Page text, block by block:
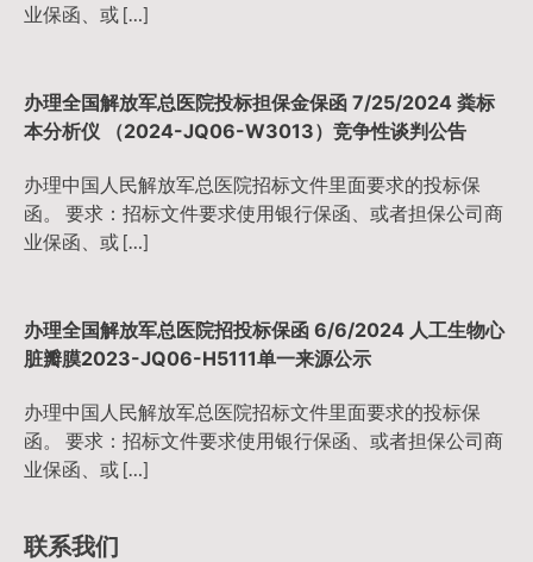
业保函、或 […]
办理全国解放军总医院投标担保金保函 7/25/2024 粪标
本分析仪 （2024-JQ06-W3013）竞争性谈判公告
办理中国人民解放军总医院招标文件里面要求的投标保
函。 要求：招标文件要求使用银行保函、或者担保公司商
业保函、或 […]
办理全国解放军总医院招投标保函 6/6/2024 人工生物心
脏瓣膜2023-JQ06-H5111单一来源公示
办理中国人民解放军总医院招标文件里面要求的投标保
函。 要求：招标文件要求使用银行保函、或者担保公司商
业保函、或 […]
联系我们